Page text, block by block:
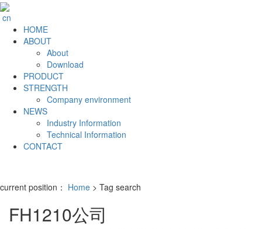
cn
HOME
ABOUT
About
Download
PRODUCT
STRENGTH
Company environment
NEWS
Industry Information
Technical Information
CONTACT
current position： Home > Tag search
FH1210公司